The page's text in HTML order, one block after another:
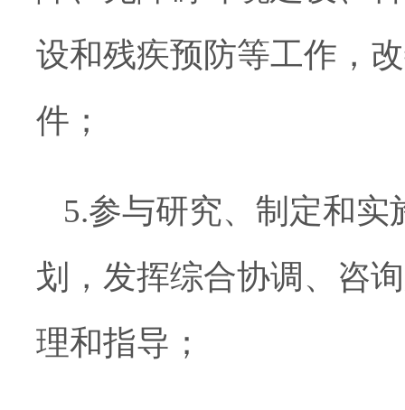
设和残疾预防等工作，
件；
5.参与研究、制定和
划，发挥综合协调、咨
理和指导；